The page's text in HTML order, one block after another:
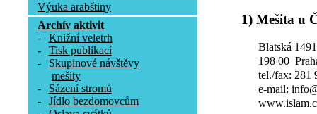
Výuka arabštiny
Archív aktivit
-
Knižní veletrh
-
Tisk publikací
-
Skupinové návštěvy
mešity
-
Sázení stromů
-
Jídlo bezdomovcům
1) Mešita u
Blatská 1491
198 00
tel./fax: 281
e-mail: